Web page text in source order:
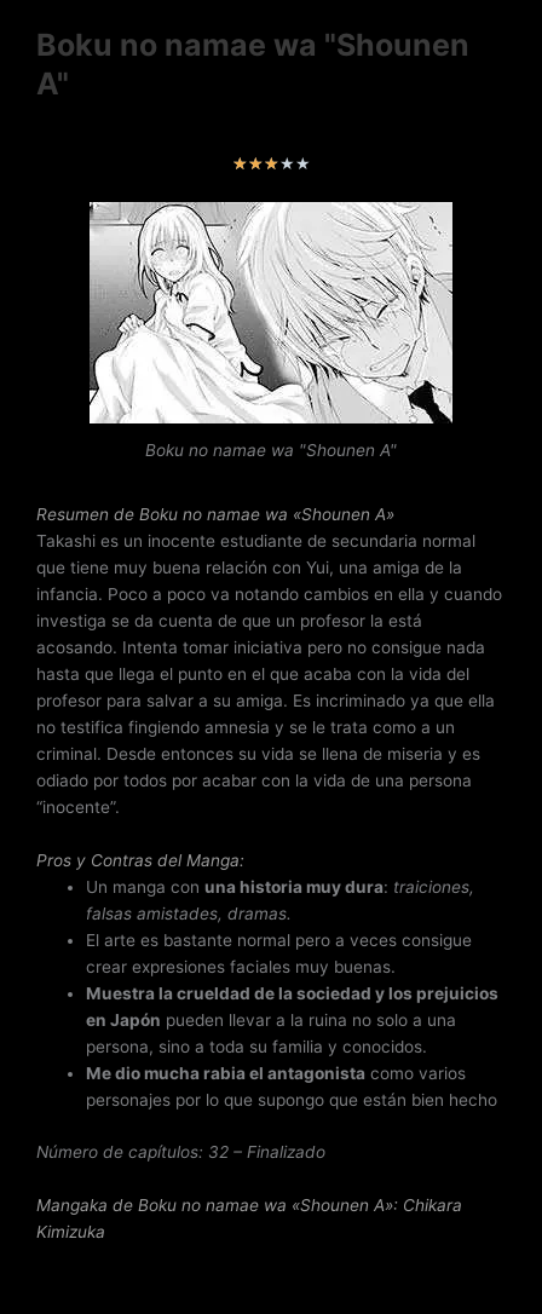
Boku no namae wa "Shounen
A"
★★★★★V
o
r
a
d
o
c
o
n
3
e
5
Boku no namae wa "Shounen A"
Resumen de Boku no namae wa «Shounen A»
Takashi es un inocente estudiante de secundaria normal
que tiene muy buena relación con Yui, una amiga de la
infancia. Poco a poco va notando cambios en ella y cuando
investiga se da cuenta de que un profesor la está
acosando. Intenta tomar iniciativa pero no consigue nada
hasta que llega el punto en el que acaba con la vida del
profesor para salvar a su amiga. Es incriminado ya que ella
no testifica fingiendo amnesia y se le trata como a un
criminal. Desde entonces su vida se llena de miseria y es
odiado por todos por acabar con la vida de una persona
“inocente”.
Pros y Contras del Manga:
Un manga conuna historia muy dura: traiciones,
falsas amistades, dramas.
El arte es bastante normal pero a veces consigue
crear expresiones faciales muy buenas.
Muestra la crueldad de la sociedad y los prejuicios
en Japón pueden llevar a la ruina no solo a una
persona, sino a toda su familia y conocidos.
Me dio mucha rabia el antagonista como varios
personajes por lo que supongo que están bien hecho
Número de capítulos: 32 – Finalizado
Mangaka de Boku no namae wa «Shounen A»: Chikara
Kimizuka